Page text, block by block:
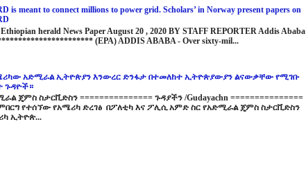
is meant to connect millions to power grid. Scholars’ in Norway present papers on
herald News Paper August 20 , 2020 BY STAFF REPORTER Addis Ababa
(EPA) ADDIS ABABA - Over sixty-mil...
አድሚራል ኢትዮጵያን እንውረር ድንፋታ በተመለከተ ኢትዮጵያውያን ልናውቃቸው የሚገቡ
ጉዳዮች።
ጄምስ ስታርቪድስን =============== ጉዳያችን /Gudayachn ===============
የተሰኘው የአሜሪካ ድረገፅ በፖለቲካ እና ፖሊሲ አምድ ስር የአድሚራል ጄምስ ስታርቪድስን
ኢትዮጵ...